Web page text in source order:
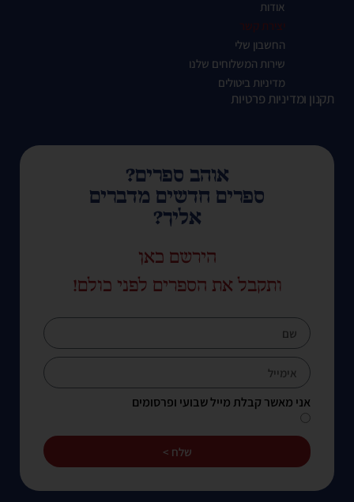
אודות
יצירת קשר
החשבון שלי
שירות המשלוחים שלנו
מדיניות ביטולים
תקנון ומדיניות פרטיות
אוהב ספרים?
ספרים חדשים מדברים
אליך?
הירשם כאן
ותקבל את הספרים לפני כולם!
אני מאשר קבלת מייל שבועי ופרסומים
שלח >